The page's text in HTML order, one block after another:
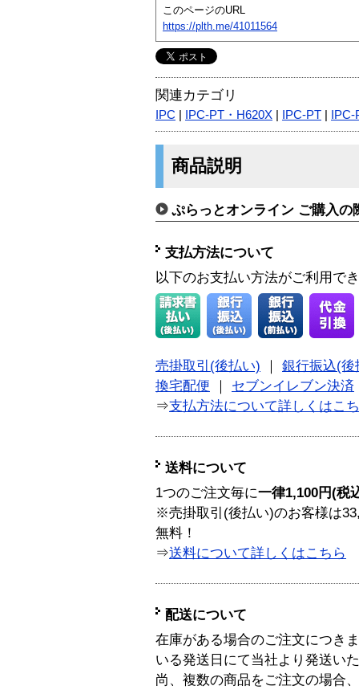
このページのURL
https://plth.me/41011564
関連カテゴリ
IPC IPC-PT・H620X IPC-PT
商品説明
ぷらっとオンライン ご購入の
支払方法について
以下のお支払い方法がご利用で
売掛取引(後払い)
銀行振込(後
換宅配便
セブンイレブン決済
⇒支払方法について詳しくはこ
送料について
1つのご注文毎に一律1,100円(税
※売掛取引(後払い)のお客様は
無料！
⇒送料について詳しくはこちら
配送について
在庫がある場合のご注文につき
いる発送日にて当社より発送い
尚、複数の商品をご注文の場合